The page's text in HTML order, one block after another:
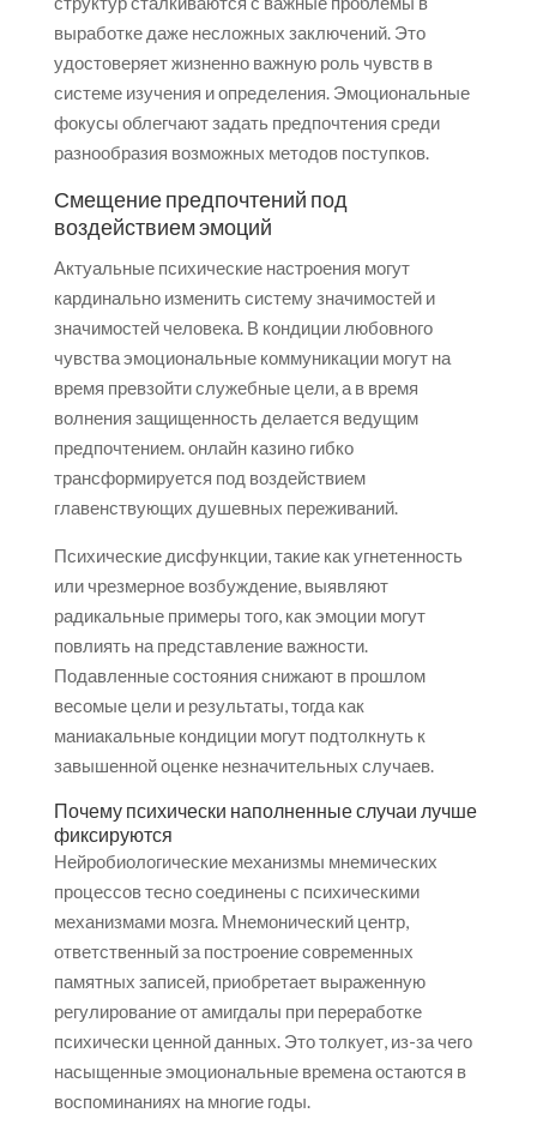
выработке даже несложных заключений. Это
удостоверяет жизненно важную роль чувств в
системе изучения и определения. Эмоциональные
фокусы облегчают задать предпочтения среди
разнообразия возможных методов поступков.
Смещение предпочтений под
воздействием эмоций
Актуальные психические настроения могут
кардинально изменить систему значимостей и
значимостей человека. В кондиции любовного
чувства эмоциональные коммуникации могут на
время превзойти служебные цели, а в время
волнения защищенность делается ведущим
предпочтением. онлайн казино гибко
трансформируется под воздействием
главенствующих душевных переживаний.
Психические дисфункции, такие как угнетенность
или чрезмерное возбуждение, выявляют
радикальные примеры того, как эмоции могут
повлиять на представление важности.
Подавленные состояния снижают в прошлом
весомые цели и результаты, тогда как
маниакальные кондиции могут подтолкнуть к
завышенной оценке незначительных случаев.
Почему психически наполненные случаи лучше
фиксируются
Нейробиологические механизмы мнемических
процессов тесно соединены с психическими
механизмами мозга. Мнемонический центр,
ответственный за построение современных
памятных записей, приобретает выраженную
регулирование от амигдалы при переработке
психически ценной данных. Это толкует, из-за чего
насыщенные эмоциональные времена остаются в
воспоминаниях на многие годы.